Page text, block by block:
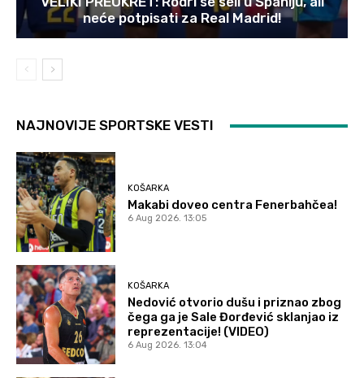
neće potpisati za Real Madrid!
NAJNOVIJE SPORTSKE VESTI
KOŠARKA
Makabi doveo centra Fenerbahčea!
6 Aug 2026. 13:05
KOŠARKA
Nedović otvorio dušu i priznao zbog
čega ga je Sale Đorđević sklanjao iz
reprezentacije! (VIDEO)
6 Aug 2026. 13:04